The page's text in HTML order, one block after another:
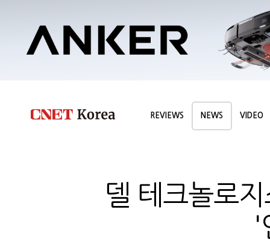
REVIEWS NEWS VIDEO
델 테크놀로
'